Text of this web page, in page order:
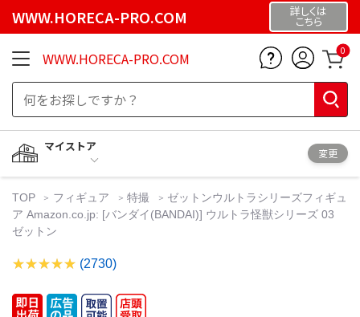
WWW.HORECA-PRO.COM 詳しくは
こちら
WWW.HORECA-PRO.COM 0
マイストア
変更
TOP フィギュア 特撮
ゼットンウルトラシリーズフィギュ
ア Amazon.co.jp: [バンダイ(BANDAI)] ウルトラ怪獣シリーズ 03
ゼットン
(2730)